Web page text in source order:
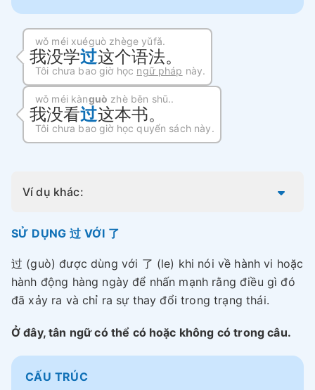
wǒ méi xuéguò zhège yǔfǎ.
我没学过这个语法。
Tôi chưa bao giờ học ngữ pháp này.
wǒ méi kànguò zhè běn shū..
我没看过这本书。
Tôi chưa bao giờ học quyển sách này.
Ví dụ khác:
SỬ DỤNG 过 VỚI 了
过 (guò) được dùng với 了 (le) khi nói về hành vi hoặc
hành động hàng ngày để nhấn mạnh rằng điều gì đó
đã xảy ra và chỉ ra sự thay đổi trong trạng thái.
Ở đây, tân ngữ có thể có hoặc không có trong câu.
CẤU TRÚC